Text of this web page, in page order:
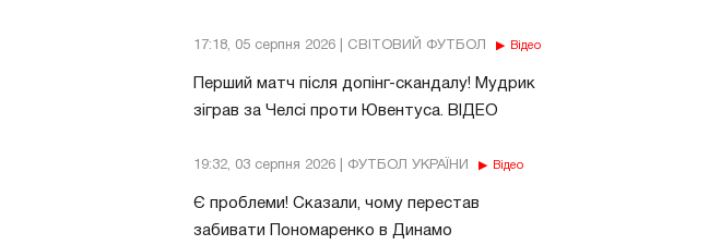
17:18, 05 серпня 2026 | СВІТОВИЙ ФУТБОЛ Відео
Перший матч після допінг-скандалу! Мудрик
зіграв за Челсі проти Ювентуса. ВІДЕО
19:32, 03 серпня 2026 | ФУТБОЛ УКРАЇНИ Відео
Є проблеми! Сказали, чому перестав
забивати Пономаренко в Динамо